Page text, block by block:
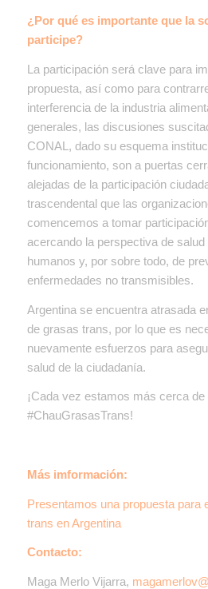
¿Por qué es importante que la
participe?
La participación será clave para
propuesta, así como para
interferencia de la industria
generales, las discusiones
CONAL, dado su esquema
funcionamiento, son a puertas
alejadas de la participación
trascendental que las
comencemos a tomar
acercando la perspectiva de
humanos y, por sobre todo, de
enfermedades no transmisibles.
Argentina se encuentra atrasada
de grasas trans, por lo que es
nuevamente esfuerzos para
salud de la ciudadanía.
¡Cada vez estamos más cerca de
#ChauGrasasTrans!
Más imformación:
Presentamos una propuesta para
trans en Argentina
Contacto:
Maga Merlo Vijarra,